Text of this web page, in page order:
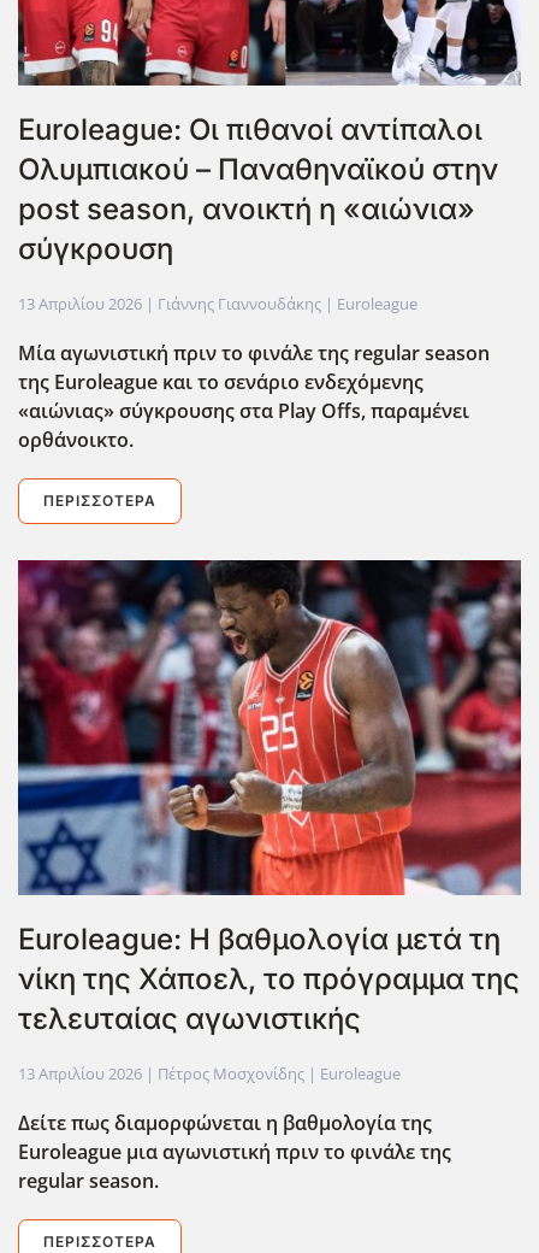
Euroleague: Οι πιθανοί αντίπαλοι
Ολυμπιακού – Παναθηναϊκού στην
post season, ανοικτή η «αιώνια»
σύγκρουση
13 Απριλίου 2026 | Γιάννης Γιαννουδάκης | Euroleague
Μία αγωνιστική πριν το φινάλε της regularseason
της Euroleague και το σενάριο ενδεχόμενης
«αιώνιας» σύγκρουσης στα Play Offs, παραμένει
ορθάνοικτο.
ΠΕΡΙΣΣΌΤΕΡΑ
Euroleague: Η βαθμολογία μετά τη
νίκη της Χάποελ, το πρόγραμμα της
τελευταίας αγωνιστικής
13 Απριλίου 2026 | Πέτρος Μοσχονίδης | Euroleague
Δείτε πως διαμορφώνεται η βαθμολογία της
Euroleague μια αγωνιστική πριν το φινάλε της
regular season.
ΠΕΡΙΣΣΌΤΕΡΑ